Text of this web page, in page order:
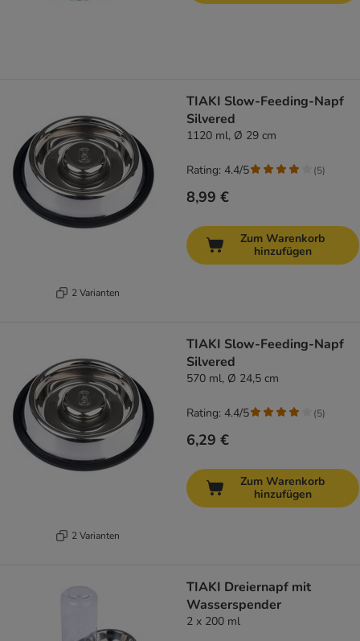
2 Varianten
TIAKI Slow-Feeding-Napf
Silvered
1120 ml, Ø 29 cm
8,99 €
Rating: 4.4/5 (5)
Zum Warenkorb
hinzufügen
2 Varianten
TIAKI Slow-Feeding-Napf
Silvered
570 ml, Ø 24,5 cm
6,29 €
Rating: 4.4/5 (5)
Zum Warenkorb
hinzufügen
TIAKI Dreiernapf mit
Wasserspender
2 x 200 ml